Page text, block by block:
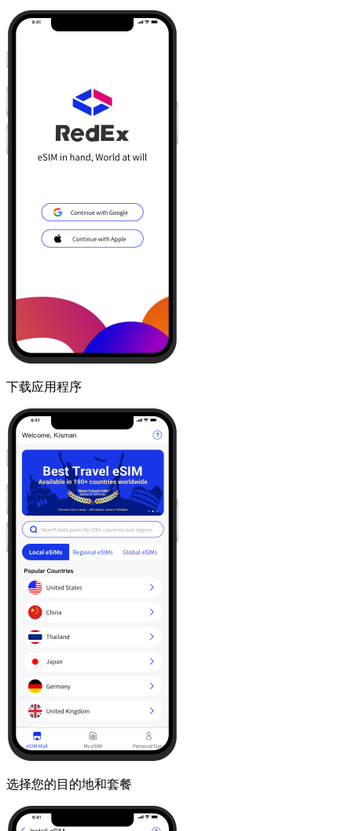
下载应用程序
选择您的目的地和套餐